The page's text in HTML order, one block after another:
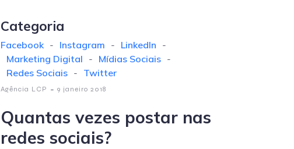
Categoria
Facebook - Instagram - LinkedIn -
Marketing Digital - Mídias Sociais -
Redes Sociais - Twitter
Agência LCP - 9 janeiro 2018
Quantas vezes postar nas
redes sociais?